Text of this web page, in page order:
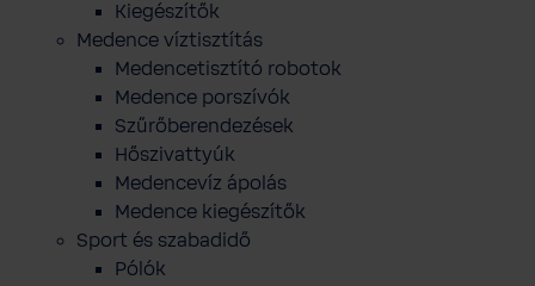
Kiegészítők
Medence víztisztítás
Medencetisztító robotok
Medence porszívók
Szűrőberendezések
Hőszivattyúk
Medencevíz ápolás
Medence kiegészítők
Sport és szabadidő
Pólók